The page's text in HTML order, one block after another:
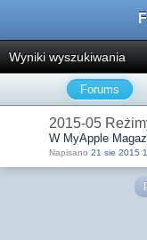
Wyniki wyszukiwania
Forums
2015-05
W MyApple
Napisano 21 sie 2015